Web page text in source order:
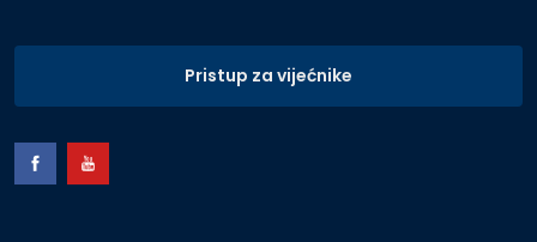
Pristup za vijećnike